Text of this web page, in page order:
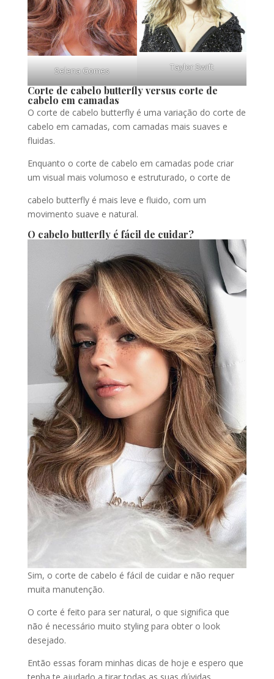
Selena Gomes Taylor Swift
Corte de cabelo butterfly versus corte de
cabelo em camadas
O corte de cabelo butterfly é uma variação do corte de
cabelo em camadas, com camadas mais suaves e
fluidas.
Enquanto o corte de cabelo em camadas pode criar
um visual mais volumoso e estruturado, o corte de
cabelo butterfly é mais leve e fluido, com um
movimento suave e natural.
O cabelo butterfly é fácil de cuidar?
Sim, o corte de cabelo é fácil de cuidar e não requer
muita manutenção.
O corte é feito para ser natural, o que significa que
não é necessário muito styling para obter o look
desejado.
Então essas foram minhas dicas de hoje e espero que